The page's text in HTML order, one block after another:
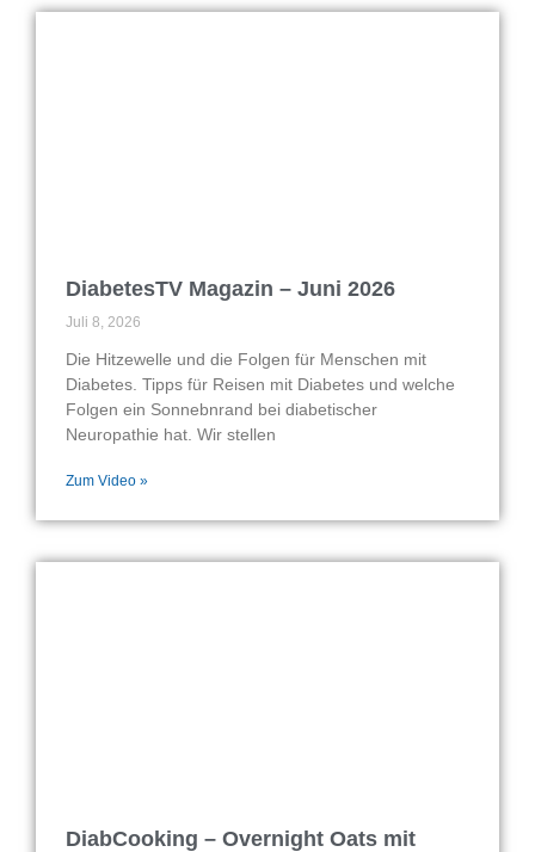
DiabetesTV Magazin – Juni 2026
Juli 8, 2026
Die Hitzewelle und die Folgen für Menschen mit
Diabetes. Tipps für Reisen mit Diabetes und welche
Folgen ein Sonnebnrand bei diabetischer
Neuropathie hat. Wir stellen
Zum Video »
DiabCooking – Overnight Oats mit